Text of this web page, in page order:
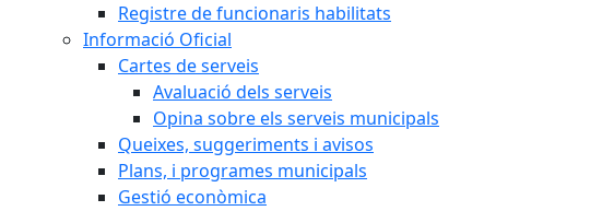
Registre de funcionaris habilitats
Informació Oficial
Cartes de serveis
Avaluació dels serveis
Opina sobre els serveis municipals
Queixes, suggeriments i avisos
Plans, i programes municipals
Gestió econòmica